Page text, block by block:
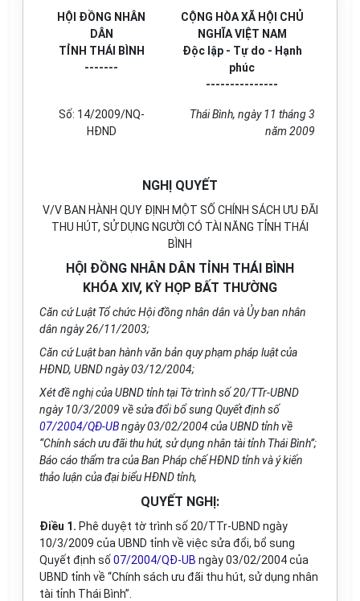
HỘI ĐỒNG NHÂN
DÂN
TỈNH THÁI BÌNH
-------
CỘNG HÒA XÃ HỘI CHỦ
NGHĨA VIỆT NAM
Độc lập - Tự do - Hạnh
phúc
---------------
Số: 14/2009/NQ-
HĐND
Thái Bình, ngày11 tháng3
năm 2009
NGHỊ QUYẾT
V/V BAN HÀNH QUY ĐỊNH MỘT SỐ CHÍNH SÁCH ƯU ĐÃI
THU HÚT, SỬ DỤNG NGƯỜI CÓ TÀI NĂNG TỈNH THÁI
B ÌNH
HỘI ĐỒNG NHÂN DÂN TỈNH THÁI BÌNH
KHÓA XIV, KỲ HỌP BẤT THƯỜNG
Căn cứ Luật Tổ chức Hội đồng nhân dân vàỦyban nhân
dân ngày 26/11/2003;
Căn cứ Luật ban hành văn bản quy phạm pháp luật của
HĐND, UBND ngày 03/12/2004;
Xétđềnghị của UBND tỉnh tại Tờ trình số 20/TTr-UBND
ngày 10/3/2009 về sửa đổibổsung Quyết định số
07/2004/QĐ-UBngày 03/02/2004 củaUBND tỉnh về
“Chính sách ưu đãi thu hút, sử dụng nhân tài tỉnh Thái Bình”;
Báo cáo thẩm tra của Ban Pháp chế HĐND tỉnh và ý kiến
thảo luận của đại biểu HĐND tỉnh,
QUYẾT NGHỊ:
Điều 1. Phê duyệt tờ trình số 20/TTr-UBND ngày
10/3/2009 của UBND tỉnh về việc sửa đổi, bổ sung
Quyết định số 07/2004/QĐ-UB ngày 03/02/2004 của
UBND tỉnh về “Chính sách ưu đãi thu hút, sử dụng nhân
tài tỉnh Thái Bình”.